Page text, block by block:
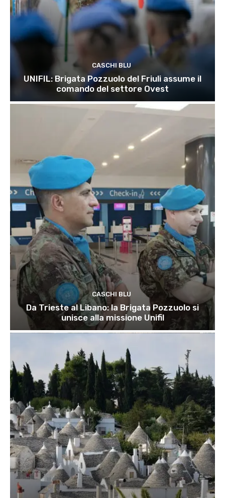
CASCHI BLU
UNIFIL: Brigata Pozzuolo del Friuli assume il
comando del settore Ovest
CASCHI BLU
Da Trieste al Libano: la Brigata Pozzuolo si
unisce alla missione Unifil